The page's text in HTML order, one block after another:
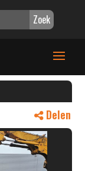
Zoek
Delen